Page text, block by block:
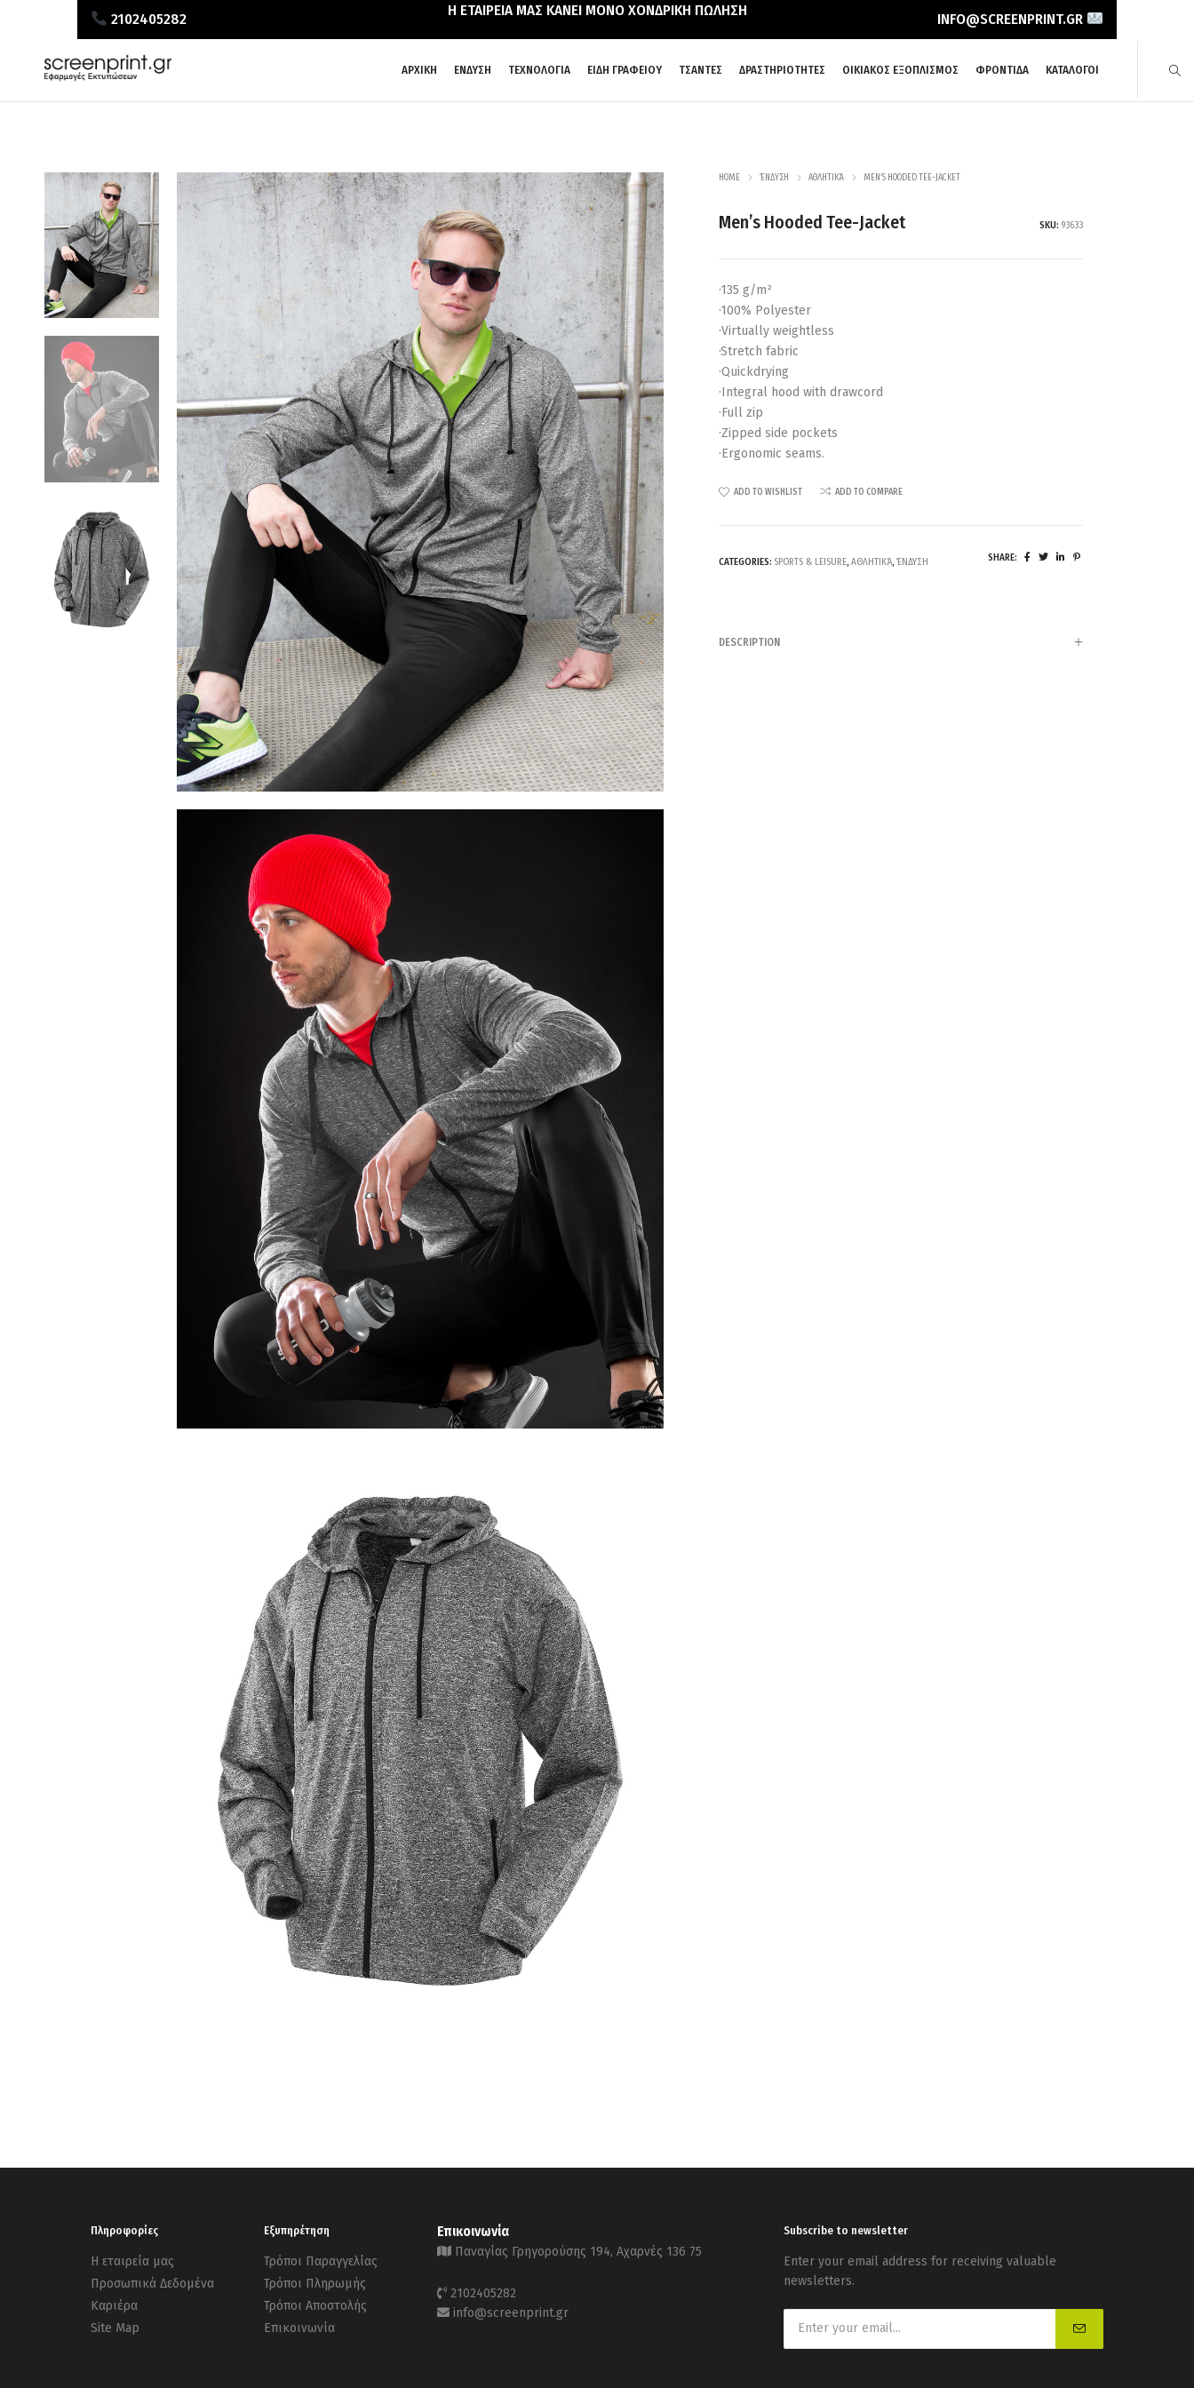
2102405282 Η ΕΤΑΙΡΕΙΑ ΜΑΣ ΚΑΝΕΙ ΜΟΝΟ ΧΟΝΔΡΙΚΗ ΠΩΛΗΣΗ INFO@SCREENPRINT.GR
ΑΡΧΙΚΗ ΕΝΔΥΣΗ ΤΕΧΝΟΛΟΓΙΑ ΕΙΔΗ ΓΡΑΦΕΙΟΥ ΤΣΑΝΤΕΣ ΔΡΑΣΤΗΡΙΟΤΗΤΕΣ ΟΙΚΙΑΚΟΣ ΕΞΟΠΛΙΣΜΟΣ ΦΡΟΝΤΙΔΑ ΚΑΤΑΛΟΓΟΙ
HOME ΈΝΔΥΣΗ ΑΘΛΗΤΙΚΆ MEN’S HOODED TEE-JACKET
Men’s Hooded Tee-Jacket SKU: 93633
·135 g/m²
·100% Polyester
·Virtually weightless
·Stretch fabric
·Quickdrying
·Integral hood with drawcord
·Full zip
·Zipped side pockets
·Ergonomic seams.
ADD TO WISHLIST ADD TO COMPARE
CATEGORIES: SPORTS & LEISURE, ΑΘΛΗΤΙΚΆ, ΈΝΔΥΣΗ SHARE:
DESCRIPTION
Πληροφορίες
Η εταιρεία μας
Προσωπικά Δεδομένα
Καριέρα
Site Map
Εξυπηρέτηση
Τρόποι Παραγγελίας
Τρόποι Πληρωμής
Τρόποι Αποστολής
Επικοινωνία
Επικοινωνία
Παναγίας Γρηγορούσης 194, Αχαρνές 136 75
2102405282
info@screenprint.gr
Subscribe to newsletter
Enter your email address for receiving valuable
newsletters.